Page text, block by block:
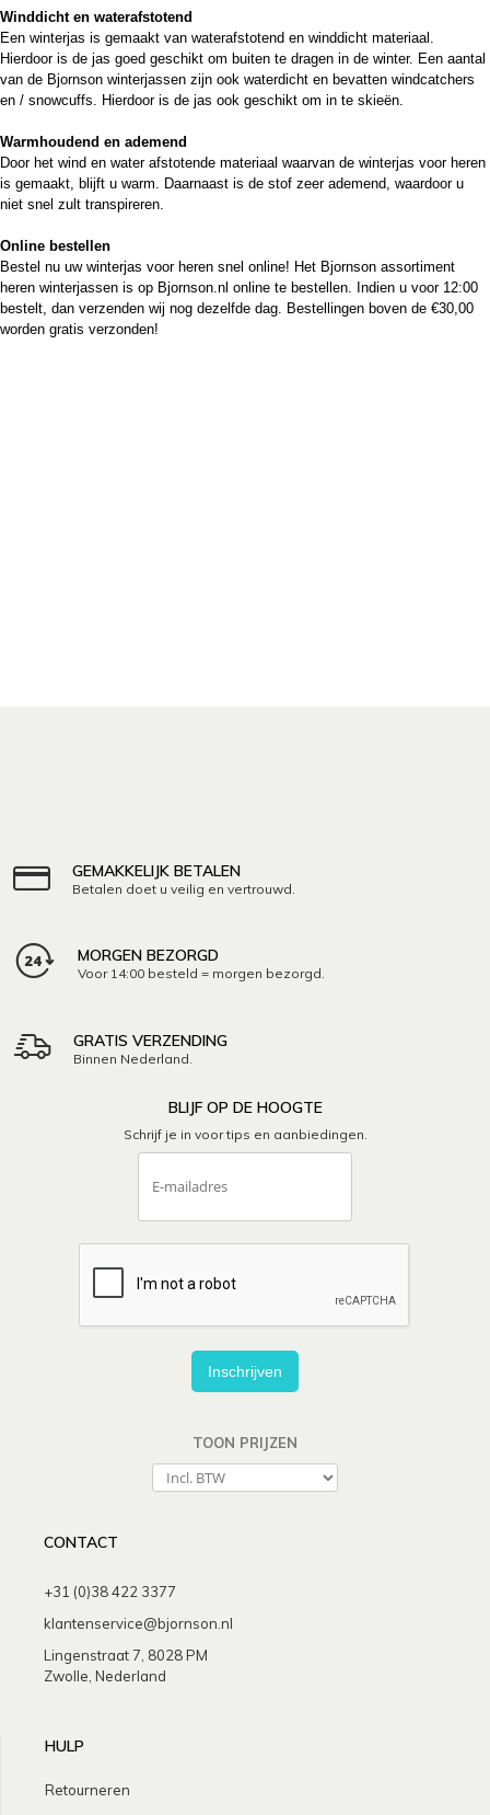
Winddicht en waterafstotend
Een winterjas is gemaakt van waterafstotend en winddicht materiaal.
Hierdoor is de jas goed geschikt om buiten te dragen in de winter. Een aantal
van de Bjornson winterjassen zijn ook waterdicht en bevatten windcatchers
en / snowcuffs. Hierdoor is de jas ook geschikt om in te skieën.
Warmhoudend en ademend
Door het wind en water afstotende materiaal waarvan de winterjas voor heren
is gemaakt, blijft u warm. Daarnaast is de stof zeer ademend, waardoor u
niet snel zult transpireren.
Online bestellen
Bestel nu uw winterjas voor heren snel online! Het Bjornson assortiment
heren winterjassen is op Bjornson.nl online te bestellen. Indien u voor 12:00
bestelt, dan verzenden wij nog dezelfde dag. Bestellingen boven de €30,00
worden gratis verzonden!
GEMAKKELIJK BETALEN
Betalen doet u veilig en vertrouwd.
MORGEN BEZORGD
Voor 14:00 besteld = morgen bezorgd.
GRATIS VERZENDING
Binnen Nederland.
BLIJF OP DE HOOGTE
Schrijf je in voor tips en aanbiedingen.
Inschrijven
TOON PRIJZEN
CONTACT
+31 (0)38 422 3377
klantenservice@bjornson.nl
Lingenstraat 7, 8028 PM
Zwolle, Nederland
HULP
Retourneren